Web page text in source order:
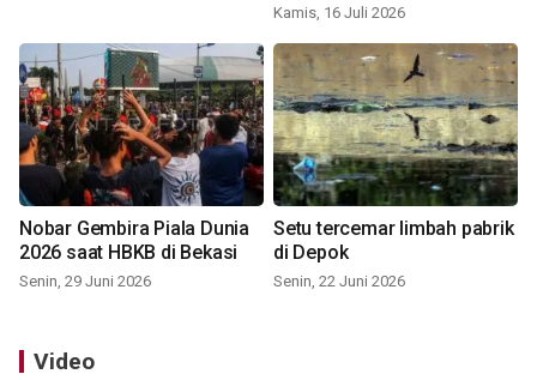
Kamis, 16 Juli 2026
Nobar Gembira Piala Dunia
2026 saat HBKB di Bekasi
Senin, 29 Juni 2026
Setu tercemar limbah pabrik
di Depok
Senin, 22 Juni 2026
Video